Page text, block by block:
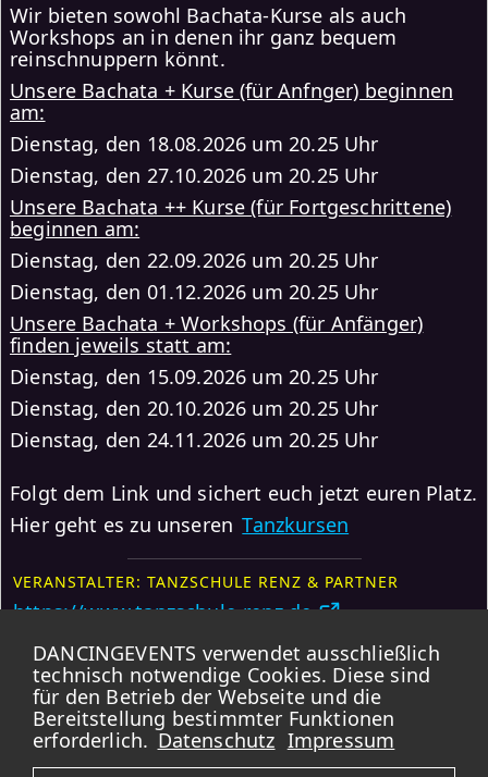
Wir bieten sowohl Bachata-Kurse als auch
Workshops an in denen ihr ganz bequem
reinschnuppern könnt.
Unsere Bachata + Kurse (für Anfnger) beginnen
am:
Dienstag, den 18.08.2026 um 20.25 Uhr
Dienstag, den 27.10.2026 um 20.25 Uhr
Unsere Bachata ++ Kurse (für Fortgeschrittene)
beginnen am:
Dienstag, den 22.09.2026 um 20.25 Uhr
Dienstag, den 01.12.2026 um 20.25 Uhr
Unsere Bachata + Workshops (für Anfänger)
finden jeweils statt am:
Dienstag, den 15.09.2026 um 20.25 Uhr
Dienstag, den 20.10.2026 um 20.25 Uhr
Dienstag, den 24.11.2026 um 20.25 Uhr
Folgt dem Link und sichert euch jetzt euren Platz.
Hier geht es zu unseren Tanzkursen
VERANSTALTER: TANZSCHULE RENZ & PARTNER
https://www.tanzschule-renz.de
Weitere Events
Anmelden
Karte
DANCINGEVENTS verwendet ausschließlich
technisch notwendige Cookies. Diese sind
für den Betrieb der Webseite und die
Bereitstellung bestimmter Funktionen
erforderlich. Datenschutz Impressum